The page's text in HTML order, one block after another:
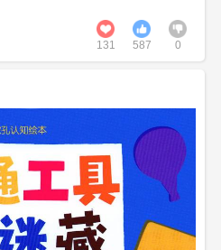
131 587 0